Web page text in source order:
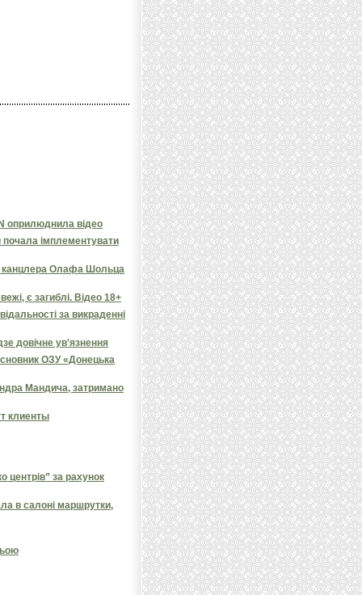
оприлюднила відео
імплементувати
канцлера Олафа Шольца
є загиблі. Відео 18+
за викраденні
довічне ув'язнення
ОЗУ «Донецька
Мандича, затримано
клиенты
за рахунок
в салоні маршрутки,